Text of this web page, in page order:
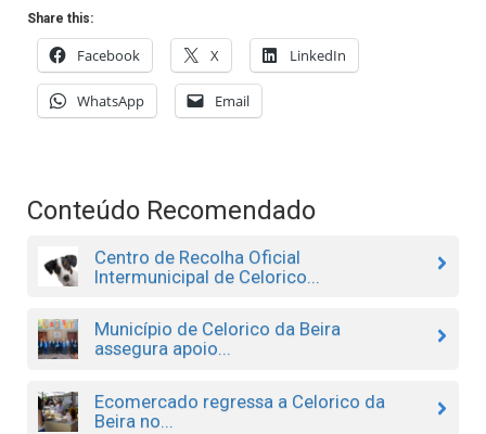
Share this:
Facebook X LinkedIn
WhatsApp Email
Conteúdo Recomendado
Centro de Recolha Oficial
Intermunicipal de Celorico...
Município de Celorico da Beira
assegura apoio...
Ecomercado regressa a Celorico da
Beira no...